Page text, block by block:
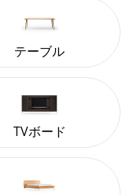
テーブル
TVボード